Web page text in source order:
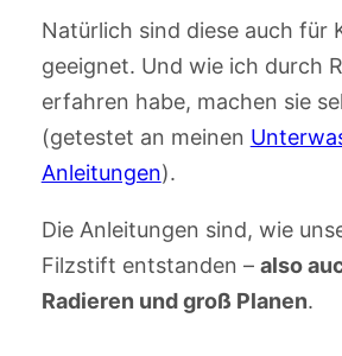
Natürlich sind diese auch für
geeignet. Und wie ich durch
erfahren habe, machen sie
(getestet an meinen
Anleitungen).
Die Anleitungen sind, wie
Filzstift entstanden – also
Radieren und groß Planen.